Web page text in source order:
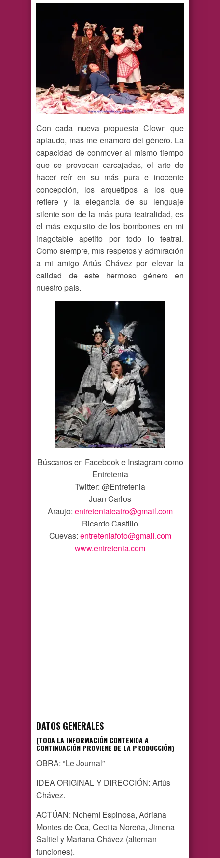
Con cada nueva propuesta Clown que
aplaudo, más me enamoro del género. La
capacidad de conmover al mismo tiempo
que se provocan carcajadas, el arte de
hacer reír en su más pura e inocente
concepción, los arquetipos a los que
refiere y la elegancia de su lenguaje
silente son de la más pura teatralidad, es
el más exquisito de los bombones en mi
inagotable apetito por todo lo teatral.
Como siempre, mis respetos y admiración
a mi amigo Artús Chávez por elevar la
calidad de este hermoso género en
nuestro país.
Búscanos en Facebook e Instagram como
Entretenia
Twitter: @Entretenia
Juan Carlos
Araujo: entreteniateatro@gmail.com
Ricardo Castillo
Cuevas: entreteniafoto@gmail.com
www.entretenia.com
DATOS GENERALES
(TODA LA INFORMACIÓN CONTENIDA A
CONTINUACIÓN PROVIENE DE LA PRODUCCIÓN)
OBRA: “Le Journal”
IDEA ORIGINAL Y DIRECCIÓN: Artús
Chávez.
ACTÚAN: Nohemí Espinosa, Adriana
Montes de Oca, Cecilia Noreña, Jimena
Saltiel y Mariana Chávez (alternan
funciones).